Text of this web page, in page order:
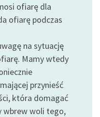
ofiarę dla
ofiarę podczas
na sytuację
Mamy wtedy
przynieść
która domagać
wbrew woli tego,